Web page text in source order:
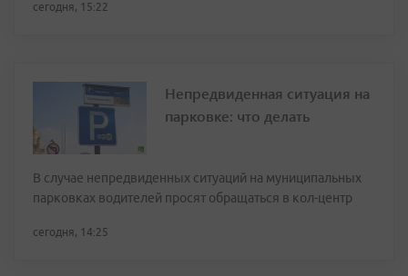
сегодня, 15:22
Непредвиденная ситуация на
парковке: что делать
В случае непредвиденных ситуаций на муниципальных
парковках водителей просят обращаться в кол-центр
сегодня, 14:25